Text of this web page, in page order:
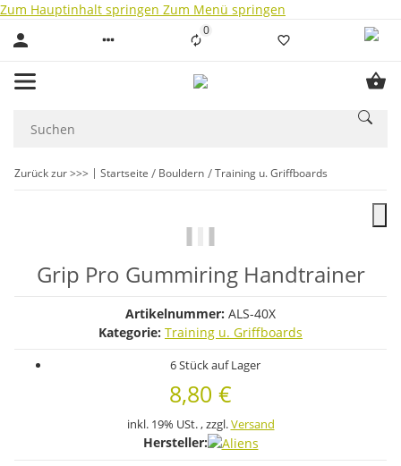
Zum Hauptinhalt springen Zum Menü springen
0Liste ist leer
Zurück zur >>> Startseite Bouldern Training u. Griffboards
Grip Pro Gummiring Handtrainer
Artikelnummer: ALS-40X
Kategorie: Training u. Griffboards
6 Stück auf Lager
8,80 €
inkl. 19% USt. , zzgl.Versand
Hersteller: